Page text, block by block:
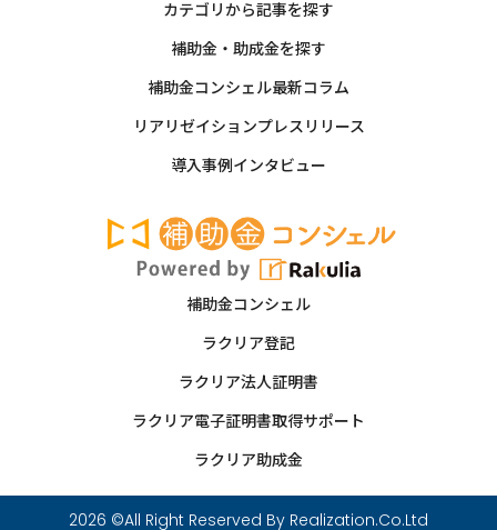
カテゴリから記事を探す
補助金・助成金を探す
補助金コンシェル最新コラム
リアリゼイションプレスリリース
導入事例インタビュー
補助金コンシェル
ラクリア登記
ラクリア法人証明書
ラクリア電子証明書取得サポート
ラクリア助成金
2026 ©️All Right Reserved By Realization.Co.Ltd